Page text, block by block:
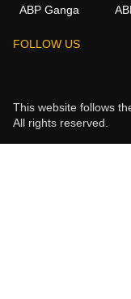
ABP Ganga
FOLLOW US
This website follows
All rights reserved.